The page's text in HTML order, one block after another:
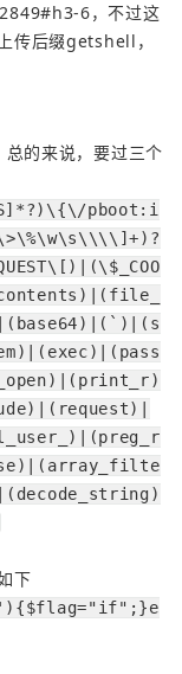
6，不过这
传后缀getshell，
的来说，要过三个
pboot:i
下